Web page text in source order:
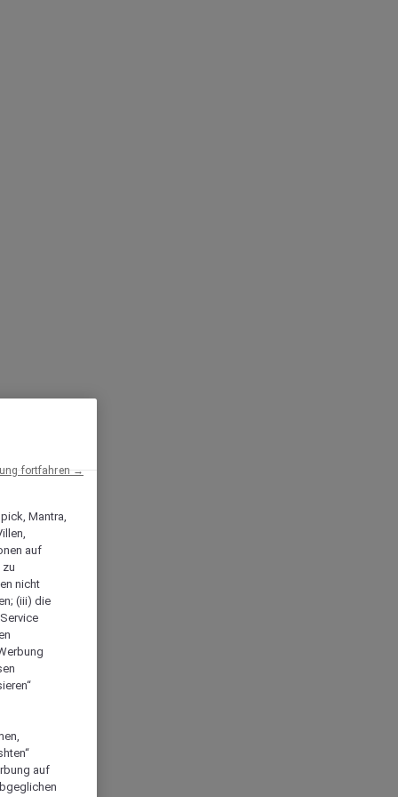
Mantra,
auf
zu
nicht
(iii) die
auf
fortfahren →